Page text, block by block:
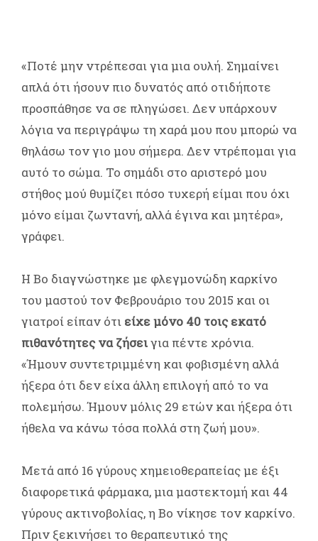
«Ποτέ μην ντρέπεσαι για μια ουλή. Σημαίνει
απλά ότι ήσουν πιο δυνατός από οτιδήποτε
προσπάθησε να σε πληγώσει. Δεν υπάρχουν
λόγια να περιγράψω τη χαρά μου που μπορώ να
θηλάσω τον γιο μου σήμερα. Δεν ντρέπομαι για
αυτό το σώμα. Το σημάδι στο αριστερό μου
στήθος μού θυμίζει πόσο τυχερή είμαι που όχι
μόνο είμαι ζωντανή, αλλά έγινα και μητέρα»,
γράφει.
Η Bo διαγνώστηκε με φλεγμονώδη καρκίνο
του μαστού τον Φεβρουάριο του 2015 και οι
γιατροί είπαν ότι είχε μόνο 40 τοις εκατό
πιθανότητες να ζήσειγια πέντε χρόνια.
«Ήμουν συντετριμμένη και φοβισμένη αλλά
ήξερα ότι δεν είχα άλλη επιλογή από το να
πολεμήσω. Ήμουν μόλις 29 ετών και ήξερα ότι
ήθελα να κάνω τόσα πολλά στη ζωή μου».
Μετά από 16 γύρους χημειοθεραπείας με έξι
διαφορετικά φάρμακα, μια μαστεκτομή και 44
γύρους ακτινοβολίας, η Bο νίκησε τον καρκίνο.
Πριν ξεκινήσει το θεραπευτικό της